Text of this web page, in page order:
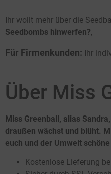
Ihr wollt mehr über die
Seedbombs hinwerfen?‚
Für Firmenkunden: Ihr
Über Miss
Miss Greenball, alias
draußen wächst und blüht.
euch und der Umwelt
Kostenlose Lieferung